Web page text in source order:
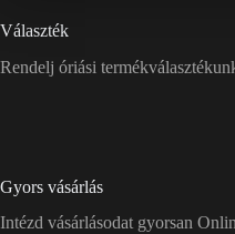
Választék
Rendelj óriási
Gyors vásárlás
Intézd vásárlásodat gyorsan